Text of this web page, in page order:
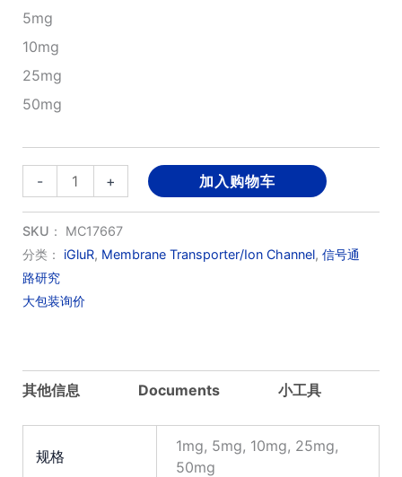
5mg
10mg
25mg
50mg
-
5,7-
Dichlorokynurenic
acid
数
量
+ 加入购物车
SKU： MC17667
分类： iGluR, Membrane Transporter/Ion Channel, 信号通
路研究
大包装询价
其他信息 Documents 小工具
规格
1mg, 5mg, 10mg, 25mg,
50mg